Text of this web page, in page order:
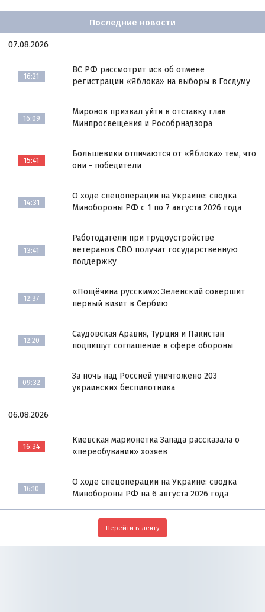
Последние новости
07.08.2026
16:21
ВС РФ рассмотрит иск об отмене
регистрации «Яблока» на выборы в Госдуму
16:09
Миронов призвал уйти в отставку глав
Минпросвещения и Рособрнадзора
15:41
Большевики отличаются от «Яблока» тем, что
они - победители
14:31
О ходе спецоперации на Украине: сводка
Минобороны РФ с 1 по 7 августа 2026 года
13:41
Работодатели при трудоустройстве
ветеранов СВО получат государственную
поддержку
12:37
«Пощёчина русским»: Зеленский совершит
первый визит в Сербию
12:20
Саудовская Аравия, Турция и Пакистан
подпишут соглашение в сфере обороны
09:32
За ночь над Россией уничтожено 203
украинских беспилотника
06.08.2026
16:34
Киевская марионетка Запада рассказала о
«переобувании» хозяев
16:10
О ходе спецоперации на Украине: сводка
Минобороны РФ на 6 августа 2026 года
Перейти в ленту